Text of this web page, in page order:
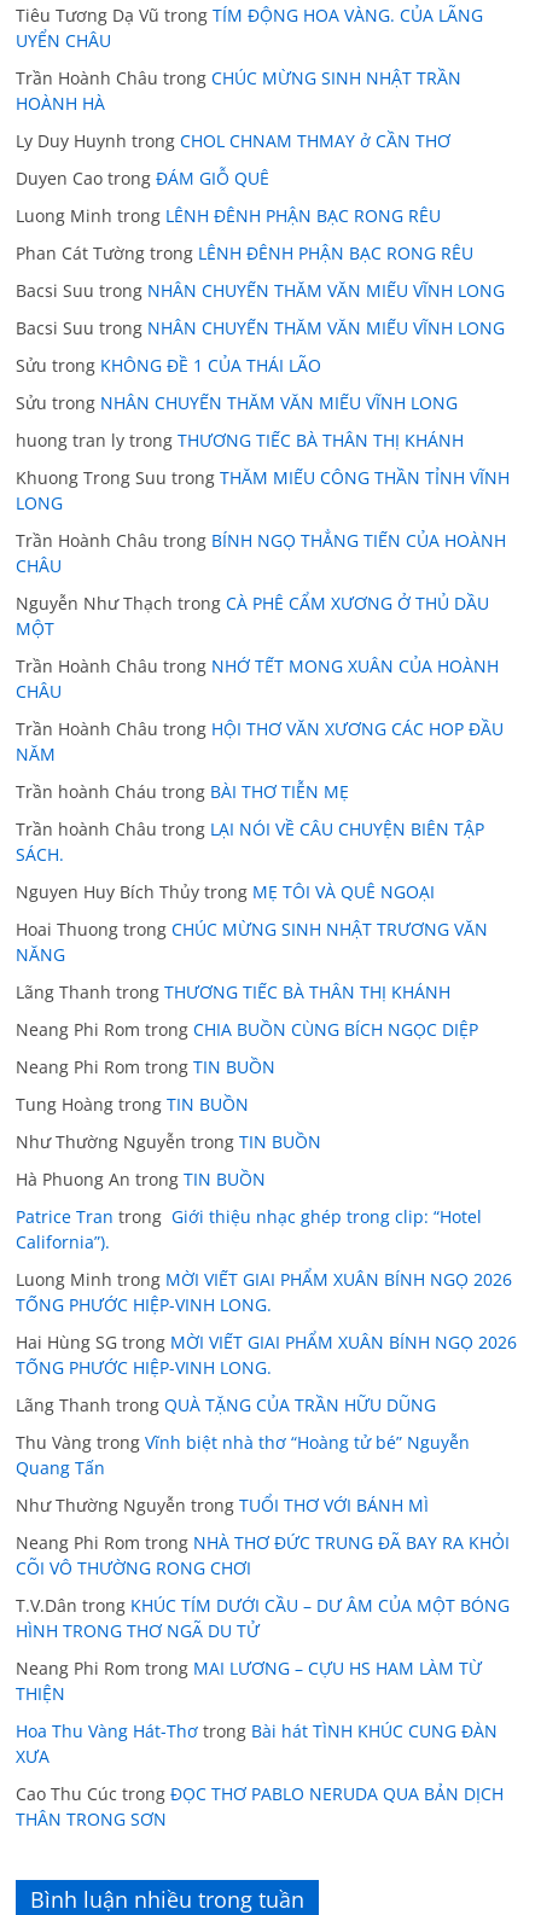
Tiêu Tương Dạ Vũ trongTÍM ĐỘNG HOA VÀNG. CỦA LÃNG
UYỂN CHÂU
Trần Hoành Châu trongCHÚC MỪNG SINH NHẬT TRẦN
HOÀNH HÀ
Ly Duy Huynh trongCHOL CHNAM THMAY ở CẦN THƠ
Duyen Cao trongĐÁM GIỖ QUÊ
Luong Minh trong LÊNH ĐÊNH PHẬN BẠC RONG RÊU
Phan Cát Tường trong LÊNH ĐÊNH PHẬN BẠC RONG RÊU
Bacsi Suu trong NHÂN CHUYẾN THĂM VĂN MIẾU VĨNH LONG
Bacsi Suu trong NHÂN CHUYẾN THĂM VĂN MIẾU VĨNH LONG
Sửu trong KHÔNG ĐỀ 1 CỦA THÁI LÃO
Sửu trong NHÂN CHUYẾN THĂM VĂN MIẾU VĨNH LONG
huong tran ly trongTHƯƠNG TIẾC BÀ THÂN THỊ KHÁNH
Khuong Trong Suu trongTHĂM MIẾU CÔNG THẦN TỈNH VĨNH
LONG
Trần Hoành Châu trong BÍNH NGỌ THẲNG TIẾN CỦA HOÀNH
CHÂU
Nguyễn Như Thạch trongCÀ PHÊ CẨM XƯƠNG Ở THỦ DẦU
MỘT
Trần Hoành Châu trong NHỚ TẾT MONG XUÂN CỦA HOÀNH
CHÂU
Trần Hoành Châu trong HỘI THƠ VĂN XƯƠNG CÁC HOP ĐẦU
NĂM
Trần hoành Cháu trong BÀI THƠ TIỄN MẸ
Trần hoành Châu trong LẠI NÓI VỀ CÂU CHUYỆN BIÊN TẬP
SÁCH.
Nguyen Huy Bích Thủy trong MẸ TÔI VÀ QUÊ NGOẠI
Hoai Thuong trongCHÚC MỪNG SINH NHẬT TRƯƠNG VĂN
NĂNG
Lãng Thanh trongTHƯƠNG TIẾC BÀ THÂN THỊ KHÁNH
Neang Phi Rom trongCHIA BUỒN CÙNG BÍCH NGỌC DIỆP
Neang Phi Rom trongTIN BUỒN
Tung Hoàng trongTIN BUỒN
Như Thường Nguyễn trongTIN BUỒN
Hà Phuong An trongTIN BUỒN
Patrice Tran trong Giới thiệu nhạc ghép trong clip: “Hotel
California”).
Luong Minh trong MỜI VIẾT GIAI PHẨM XUÂN BÍNH NGỌ 2026
TỐNG PHƯỚC HIỆP-VINH LONG.
Hai Hùng SG trong MỜI VIẾT GIAI PHẨM XUÂN BÍNH NGỌ 2026
TỐNG PHƯỚC HIỆP-VINH LONG.
Lãng Thanh trongQUÀ TẶNG CỦA TRẦN HỮU DŨNG
Thu Vàng trongVĩnh biệt nhà thơ “Hoàng tử bé” Nguyễn
Quang Tấn
Như Thường Nguyễn trongTUỔI THƠ VỚI BÁNH MÌ
Neang Phi Rom trong NHÀ THƠ ĐỨC TRUNG ĐÃ BAY RA KHỎI
CÕI VÔ THƯỜNG RONG CHƠI
T.V.Dân trong KHÚC TÍM DƯỚI CẦU – DƯ ÂM CỦA MỘT BÓNG
HÌNH TRONG THƠ NGÃ DU TỬ
Neang Phi Rom trong MAI LƯƠNG – CỰU HS HAM LÀM TỪ
THIỆN
Hoa Thu Vàng Hát-Thơ trong Bài hát TÌNH KHÚC CUNG ĐÀN
XƯA
Cao Thu Cúc trongĐỌC THƠ PABLO NERUDA QUA BẢN DỊCH
THÂN TRONG SƠN
Bình luận nhiều trong tuần